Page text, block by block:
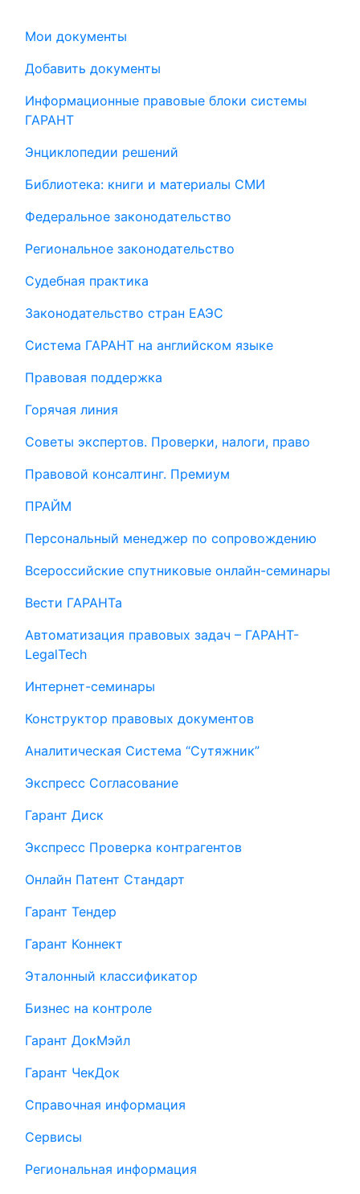
Мои документы
Добавить документы
Информационные правовые блоки системы
ГАРАНТ
Энциклопедии решений
Библиотека: книги и материалы СМИ
Федеральное законодательство
Региональное законодательство
Судебная практика
Законодательство стран ЕАЭС
Система ГАРАНТ на английском языке
Правовая поддержка
Горячая линия
Советы экспертов. Проверки, налоги, право
Правовой консалтинг. Премиум
ПРАЙМ
Персональный менеджер по сопровождению
Всероссийские спутниковые онлайн-семинары
Вести ГАРАНТа
Автоматизация правовых задач – ГАРАНТ-
LegalTech
Интернет-семинары
Конструктор правовых документов
Аналитическая Система “Сутяжник”
Экспресс Согласование
Гарант Диск
Экспресс Проверка контрагентов
Онлайн Патент Стандарт
Гарант Тендер
Гарант Коннект
Эталонный классификатор
Бизнес на контроле
Гарант ДокМэйл
Гарант ЧекДок
Справочная информация
Сервисы
Региональная информация